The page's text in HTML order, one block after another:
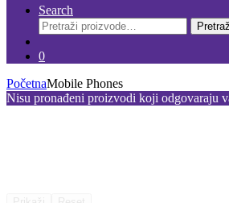
Search
Pretraži:
0
PočetnaMobile Phones
Nisu pronađeni proizvodi koji odgovaraju